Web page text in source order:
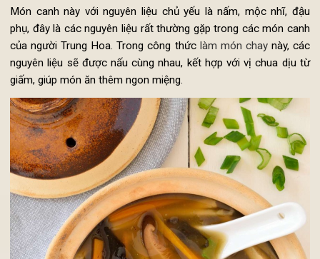
Bỏ ra bát cho cà chua bi và đậu vào trang trí bằng vài
rau mùi là xong.
2. Cách làm canh chua chay ngon
Món canh này với nguyên liệu chủ yếu là nấm, mộc nhĩ,
phụ, đây là các nguyên liệu rất thường gặp trong các món
của người Trung Hoa. Trong công thứclàm món chay
này,
nguyên liệu sẽ được nấu cùng nhau, kết hợp với vị chua dịu
giấm, giúp món ăn thêm ngon miệng.